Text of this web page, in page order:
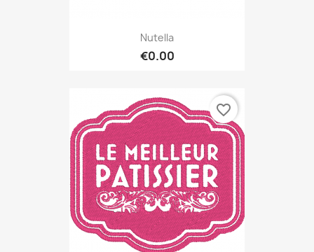
Nutella
€0.00
favorite_border